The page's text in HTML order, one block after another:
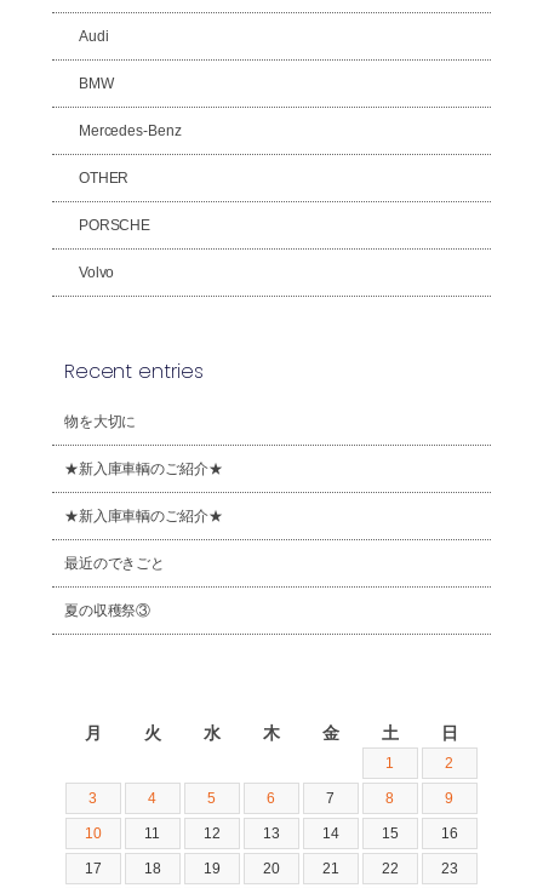
Audi
BMW
Mercedes-Benz
OTHER
PORSCHE
Volvo
Recent entries
物を大切に
★新入庫車輌のご紹介★
★新入庫車輌のご紹介★
最近のできごと
夏の収穫祭③
月 火 水 木 金 土 日
1 2
3 4 5 6 7 8 9
10 11 12 13 14 15 16
17 18 19 20 21 22 23